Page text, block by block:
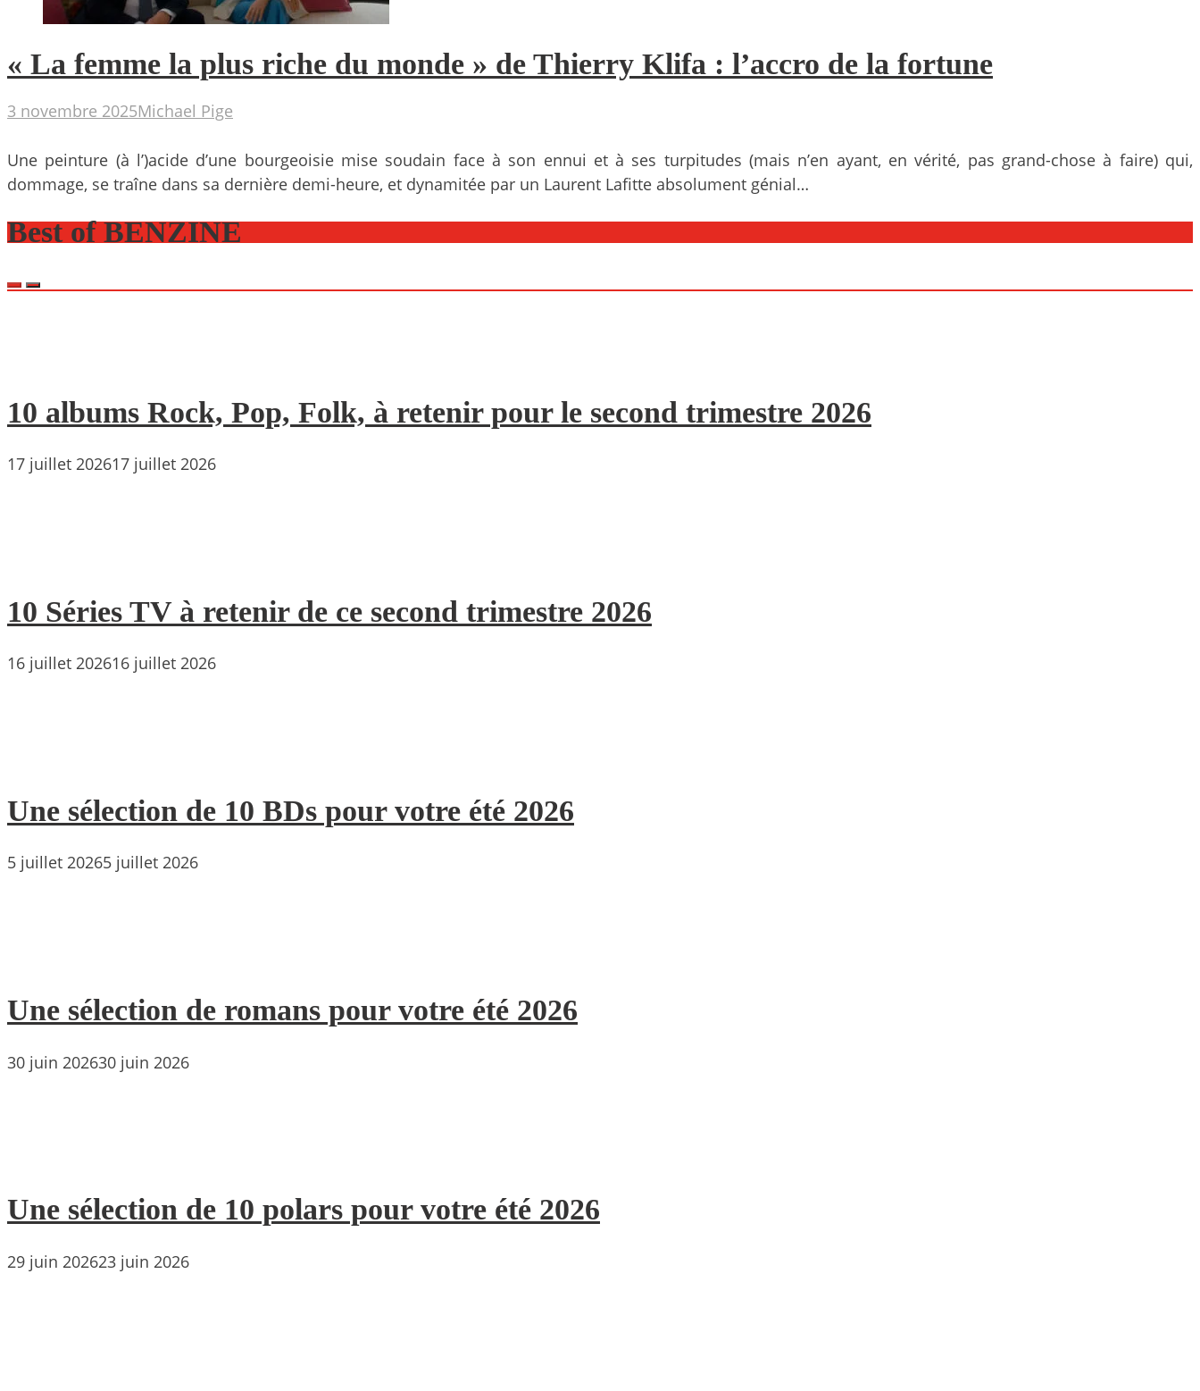
« La femme la plus riche du monde » de Thierry Klifa : l’accro de la fortune
3 novembre 2025Michael Pige
Une peinture (à l’)acide d’une bourgeoisie mise soudain face à son ennui et à ses turpitudes (mais n’en ayant, en vérité, pas grand-chose à faire) qui,
dommage, se traîne dans sa dernière demi-heure, et dynamitée par un Laurent Lafitte absolument génial…
Best of BENZINE
10 albums Rock, Pop, Folk, à retenir pour le second trimestre 2026
17 juillet 202617 juillet 2026
10 Séries TV à retenir de ce second trimestre 2026
16 juillet 202616 juillet 2026
Une sélection de 10 BDs pour votre été 2026
5 juillet 20265 juillet 2026
Une sélection de romans pour votre été 2026
30 juin 202630 juin 2026
Une sélection de 10 polars pour votre été 2026
29 juin 202623 juin 2026